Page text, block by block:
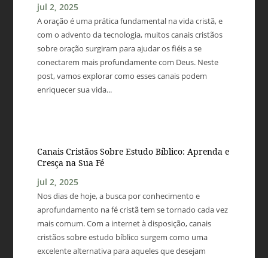
jul 2, 2025
A oração é uma prática fundamental na vida cristã, e
com o advento da tecnologia, muitos canais cristãos
sobre oração surgiram para ajudar os fiéis a se
conectarem mais profundamente com Deus. Neste
post, vamos explorar como esses canais podem
enriquecer sua vida...
Canais Cristãos Sobre Estudo Bíblico: Aprenda e
Cresça na Sua Fé
jul 2, 2025
Nos dias de hoje, a busca por conhecimento e
aprofundamento na fé cristã tem se tornado cada vez
mais comum. Com a internet à disposição, canais
cristãos sobre estudo bíblico surgem como uma
excelente alternativa para aqueles que desejam